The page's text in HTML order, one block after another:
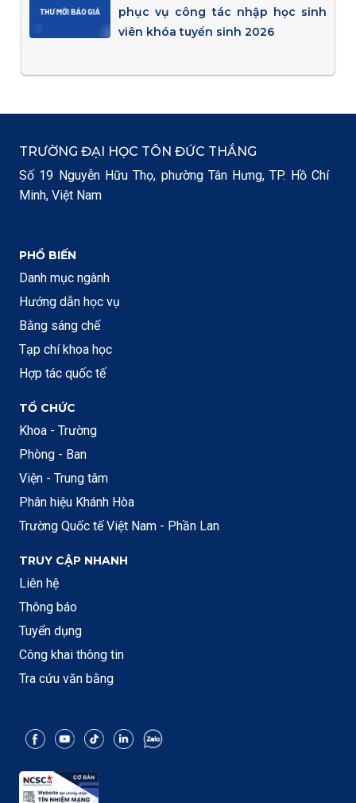
phục vụ công tác nhập học sinh
viên khóa tuyển sinh 2026
TRƯỜNG ĐẠI HỌC TÔN ĐỨC THẮNG
Số 19 Nguyễn Hữu Thọ, phường Tân Hưng, TP. Hồ Chí
Minh, Việt Nam
PHỔ BIẾN
Danh mục ngành
Hướng dẫn học vụ
Bằng sáng chế
Tạp chí khoa học
Hợp tác quốc tế
TỔ CHỨC
Khoa - Trường
Phòng - Ban
Viện - Trung tâm
Phân hiệu Khánh Hòa
Trường Quốc tế Việt Nam - Phần Lan
TRUY CẬP NHANH
Liên hệ
Thông báo
Tuyển dụng
Công khai thông tin
Tra cứu văn bằng